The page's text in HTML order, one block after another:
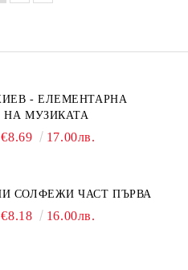
- ЕЛЕМЕНТАРНА
НА МУЗИКАТА
€8.69 17.00лв.
СОЛФЕЖИ ЧАСТ ПЪРВА
€8.18 16.00лв.